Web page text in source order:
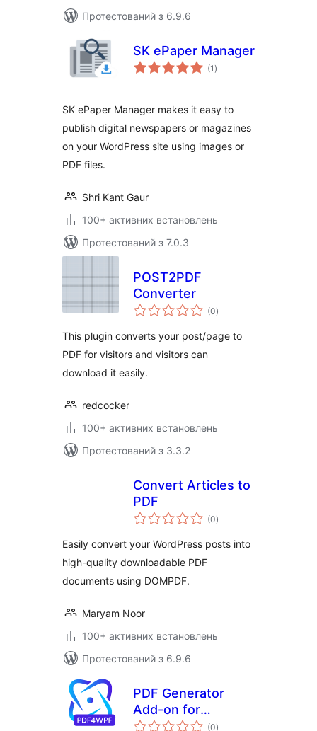
Протестований з 6.9.6
SK ePaper Manager
(1 загальний
рейтинг
)
SK ePaper Manager makes it easy to
publish digital newspapers or magazines
on your WordPress site using images or
PDF files.
Shri Kant Gaur
100+ активних встановлень
Протестований з 7.0.3
POST2PDF
Converter
(0загальний
рейтинг
)
This plugin converts your post/page to
PDF for visitors and visitors can
download it easily.
redcocker
100+ активних встановлень
Протестований з 3.3.2
Convert Articles to
PDF
(0загальний
рейтинг
)
Easily convert your WordPress posts into
high-quality downloadable PDF
documents using DOMPDF.
Maryam Noor
100+ активних встановлень
Протестований з 6.9.6
PDF Generator
Add-on for
WPForms
(0загальний
)